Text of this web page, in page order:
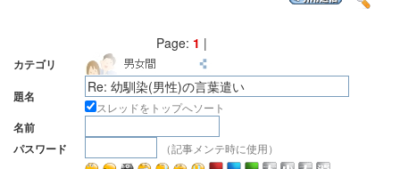
Page: 1 |
カテゴリ
題名
スレッドをトップへソート
名前
パスワード
（記事メンテ時に使用）